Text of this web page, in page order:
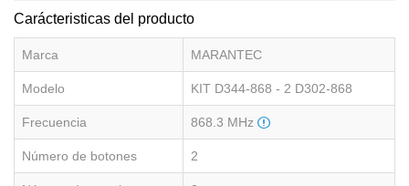
Carácteristicas del producto
Marca MARANTEC
Modelo KIT D344-868 - 2 D302-868
Frecuencia 868.3 MHz
Número de botones 2